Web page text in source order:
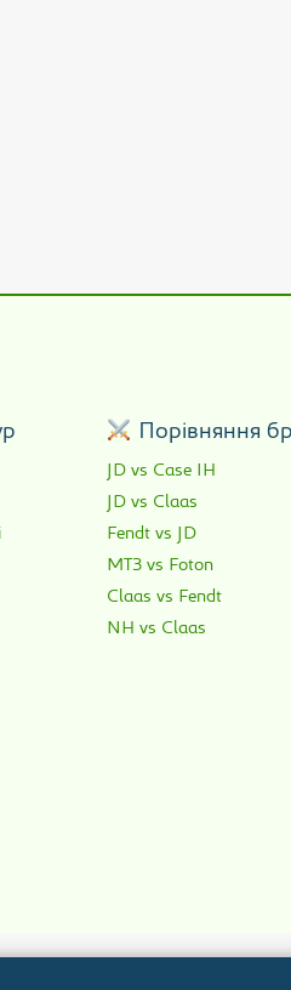
Порівняння
JD vs Case IH
JD vs Claas
Fendt vs JD
МТЗ vs Foton
Claas vs Fendt
NH vs Claas